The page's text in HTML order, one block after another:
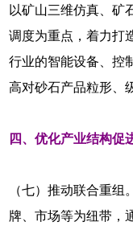
以矿山三维仿真、矿
调度为重点，着力打
行业的智能设备、控
高对砂石产品粒形、
四、优化产业结构促
（七）推动联合重
牌、市场等为纽带，